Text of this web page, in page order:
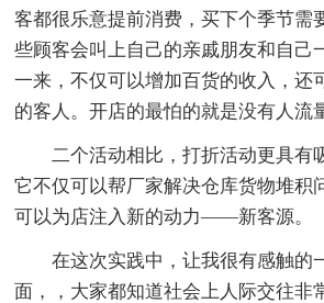
客都很乐意提前消费，买下个季节需
些顾客会叫上自己的亲戚朋友和自己
一来，不仅可以增加百货的收入，还
的客人。开店的最怕的就是没有人流
二个活动相比，打折活动更具有
它不仅可以帮厂家解决仓库货物堆积
可以为店注入新的动力——新客源。
在这次实践中，让我很有感触的
面，，大家都知道社会上人际交往非